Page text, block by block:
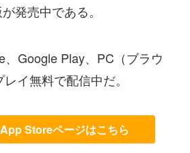
発売中である。
、Google Play、PC（ブラウ
イ無料で配信中だ。
App Storeページはこちら